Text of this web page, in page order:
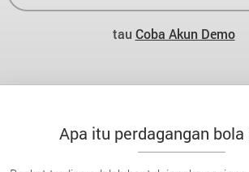
tau Coba Akun Demo
Apa itu perdagangan bola